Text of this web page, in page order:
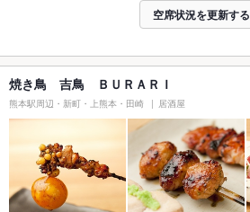
空席状況を更新する
焼き鳥 吉鳥 ＢＵＲＡＲＩ
熊本駅周辺・新町・上熊本・田崎 居酒屋